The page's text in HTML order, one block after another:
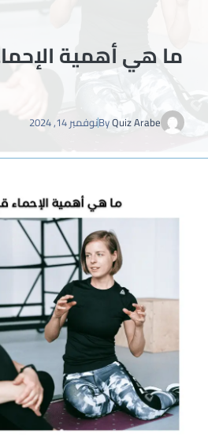
ما هي أهمية
ByQuiz Arabe نوفمبر 14, 2024